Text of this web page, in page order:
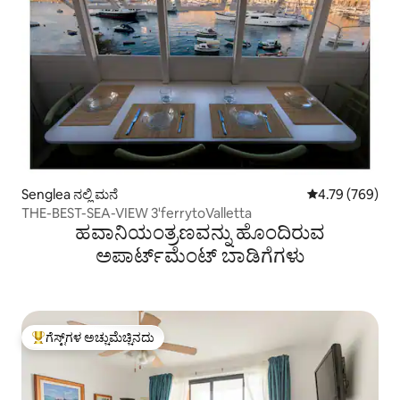
Senglea ನಲ್ಲಿ ಮನೆ 5 ರಲ್ಲಿ 4.79
4.79 (769)
THE-BEST-SEA-VIEW 3'ferrytoValletta
ಹವಾನಿಯಂತ್ರಣವನ್ನು ಹೊಂದಿರುವ
ಅಪಾರ್ಟ್‌ಮೆಂಟ್‌ ಬಾಡಿಗೆಗಳು
ಗೆಸ್ಟ್‌ಗಳಿಗೆ ಅತಿ ಹೆಚ್ಚು ಅಚ್ಚುಮೆಚ್ಚಿನದು
ಗೆಸ್ಟ್‌ಗಳ ಅಚ್ಚುಮೆಚ್ಚಿನದು